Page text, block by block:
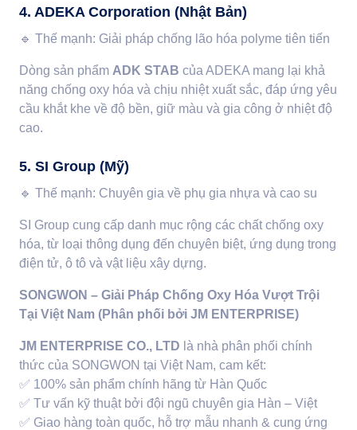
4. ADEKA Corporation (Nhật Bản)
🔹 Thế mạnh: Giải pháp chống lão hóa polyme tiên tiến
Dòng sản phẩm ADK STAB của ADEKA mang lại khả
năng chống oxy hóa và chịu nhiệt xuất sắc, đáp ứng yêu
cầu khắt khe về độ bền, giữ màu và gia công ở nhiệt độ
cao.
5. SI Group (Mỹ)
🔹 Thế mạnh: Chuyên gia về phụ gia nhựa và cao su
SI Group cung cấp danh mục rộng các chất chống oxy
hóa, từ loại thông dụng đến chuyên biệt, ứng dụng trong
điện tử, ô tô và vật liệu xây dựng.
SONGWON – Giải Pháp Chống Oxy Hóa Vượt Trội
Tại Việt Nam (Phân phối bởi JM ENTERPRISE)
JM ENTERPRISE CO., LTD là nhà phân phối chính
thức của SONGWON tại Việt Nam, cam kết:
✅ 100% sản phẩm chính hãng từ Hàn Quốc
✅ Tư vấn kỹ thuật bởi đội ngũ chuyên gia Hàn – Việt
✅ Giao hàng toàn quốc, hỗ trợ mẫu nhanh & cung ứng